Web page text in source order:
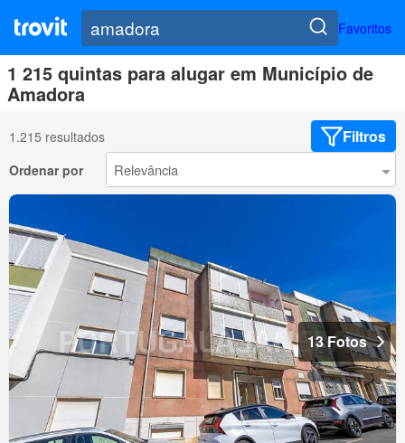
Favoritos
1 215 quintas para alugar em Município de
Amadora
1.215 resultados Filtros
Ordenar por
13 Fotos